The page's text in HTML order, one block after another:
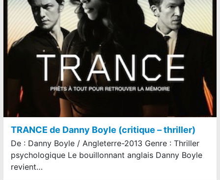
TRANCE de Danny Boyle (critique – thriller)
De : Danny Boyle / Angleterre-2013 Genre : Thriller
psychologique Le bouillonnant anglais Danny Boyle
revient…